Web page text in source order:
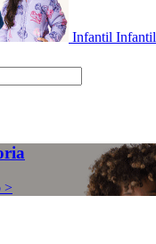
Infantil Infantil
>